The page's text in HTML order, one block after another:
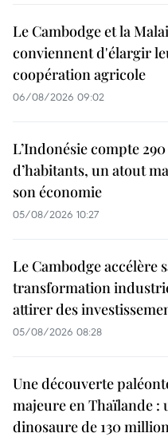
Le Cambodge et la
conviennent d'élargir
coopération agricole
06/08/2026 09:02
L’Indonésie compte
d’habitants, un atout
son économie
05/08/2026 10:27
Le Cambodge accélère
transformation
attirer des
05/08/2026 08:28
Une découverte
majeure en Thaïlande :
dinosaure de 130